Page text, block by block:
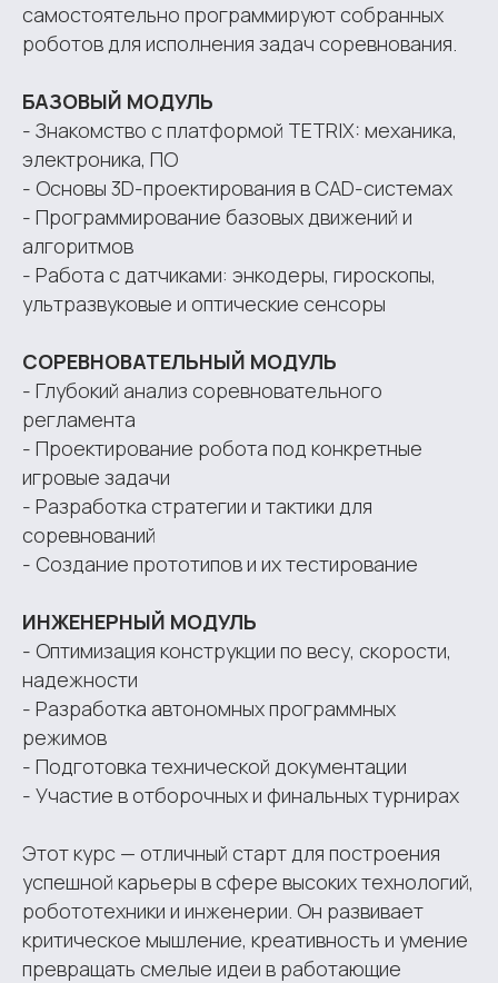
самостоятельно программируют собранных
роботов для исполнения задач соревнования.
БАЗОВЫЙ МОДУЛЬ
- Знакомство с платформой TETRIX: механика,
электроника, ПО
- Основы 3D-проектирования в CAD-системах
- Программирование базовых движений и
алгоритмов
- Работа с датчиками: энкодеры, гироскопы,
ультразвуковые и оптические сенсоры
СОРЕВНОВАТЕЛЬНЫЙ МОДУЛЬ
- Глубокий анализ соревновательного
регламента
- Проектирование робота под конкретные
игровые задачи
- Разработка стратегии и тактики для
соревнований
- Создание прототипов и их тестирование
ИНЖЕНЕРНЫЙ МОДУЛЬ
- Оптимизация конструкции по весу, скорости,
надежности
- Разработка автономных программных
режимов
- Подготовка технической документации
- Участие в отборочных и финальных турнирах
Этот курс — отличный старт для построения
успешной карьеры в сфере высоких технологий,
робототехники и инженерии. Он развивает
критическое мышление, креативность и умение
превращать смелые идеи в работающие